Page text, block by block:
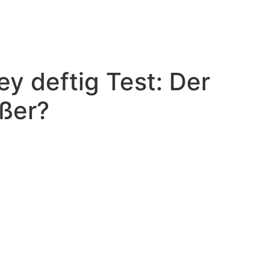
deftig Test: Der